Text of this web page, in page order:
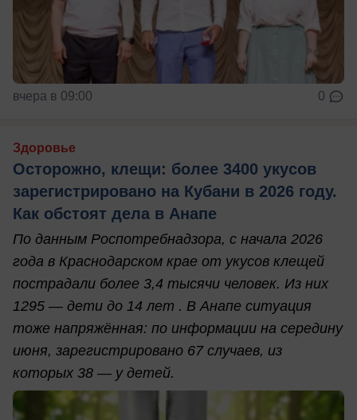
вчера в 09:00 0
Здоровье
Осторожно, клещи: более 3400 укусов
зарегистрировано на Кубани в 2026 году.
Как обстоят дела в Анапе
По данным Роспотребнадзора, с начала 2026
года в Краснодарском крае от укусов клещей
пострадали более 3,4 тысячи человек. Из них
1295 — дети до 14 лет . В Анапе ситуация
тоже напряжённая: по информации на середину
июня, зарегистрировано 67 случаев, из
которых 38 — у детей.